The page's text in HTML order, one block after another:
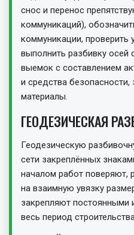
снос и перенос
коммуникаций),
коммуникации, проверить
выполнить разбивку осей
выемок с составлением
и средства
материалы.
ГЕОДЕЗИЧЕСКАЯ
Геодезическую
сети закреплённых
началом работ поверяют,
на взаимную увязку
закрепляют постоянными
весь период